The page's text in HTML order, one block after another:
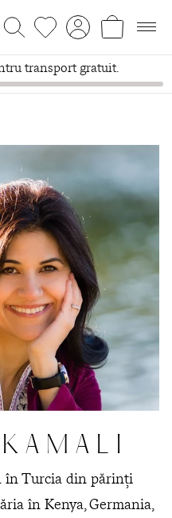
transport gratuit.
în Turcia din părinți
în Kenya, Germania,